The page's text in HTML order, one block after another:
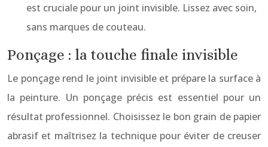
est cruciale pour un joint invisible. Lissez avec soin,
sans marques de couteau.
Ponçage : la touche finale invisible
Le ponçage rend le joint invisible et prépare la surface à
la peinture. Un ponçage précis est essentiel pour un
résultat professionnel. Choisissez le bon grain de papier
abrasif et maîtrisez la technique pour éviter de creuser